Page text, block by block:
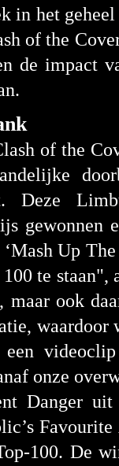
in het
of the
de impact
of the
Deze
gewonnen
Up
te
maar ook
waardoor
onze
Danger
100. De